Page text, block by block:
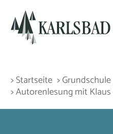
> Startseite >
> Autorenlesung mit